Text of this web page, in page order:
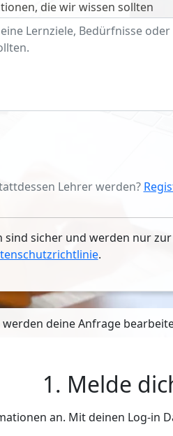
die wir wissen sollten
Lehrer werden?
sind sicher und werden nur
.
deine Anfrage
1. Melde
an. Mit deinen Log-in